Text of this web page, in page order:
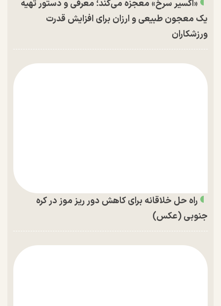
«اکسیر سرخ» معجزه می‌کند؛ معرفی و دستور تهیه
یک معجون طبیعی و ارزان برای افزایش قدرت
ورزشکاران
راه حل خلاقانه برای کاهش دور ریز موز در کره
جنوبی (عکس)